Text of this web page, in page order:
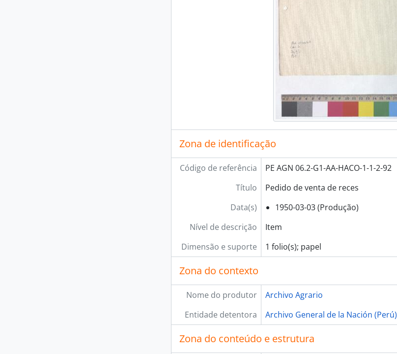
Zona de identificação
Código de referência
PE AGN 06.2-G1-AA-HACO-1-1-2-92
Título
Pedido de venta de reces
Data(s)
1950-03-03 (Produção)
Nível de descrição
Item
Dimensão e suporte
1 folio(s); papel
Zona do contexto
Nome do produtor
Archivo Agrario
Entidade detentora
Archivo General de la Nación (Perú)
Zona do conteúdo e estrutura